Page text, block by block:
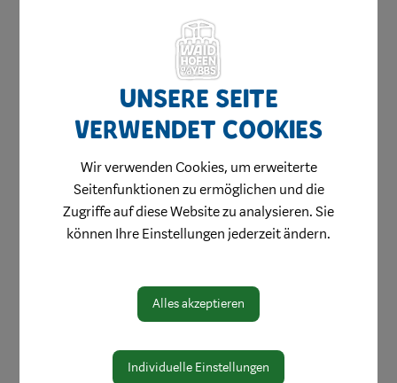
Amtswege
Online Formulare
MitarbeiterInnen
Digitale Amtstafel
Öffnungszeiten
Unsere Seite
verwendet Cookies
Wir verwenden Cookies, um erweiterte
Seitenfunktionen zu ermöglichen und die
Zugriffe auf diese Website zu analysieren. Sie
können Ihre Einstellungen jederzeit ändern.
Alles akzeptieren
Individuelle Einstellungen